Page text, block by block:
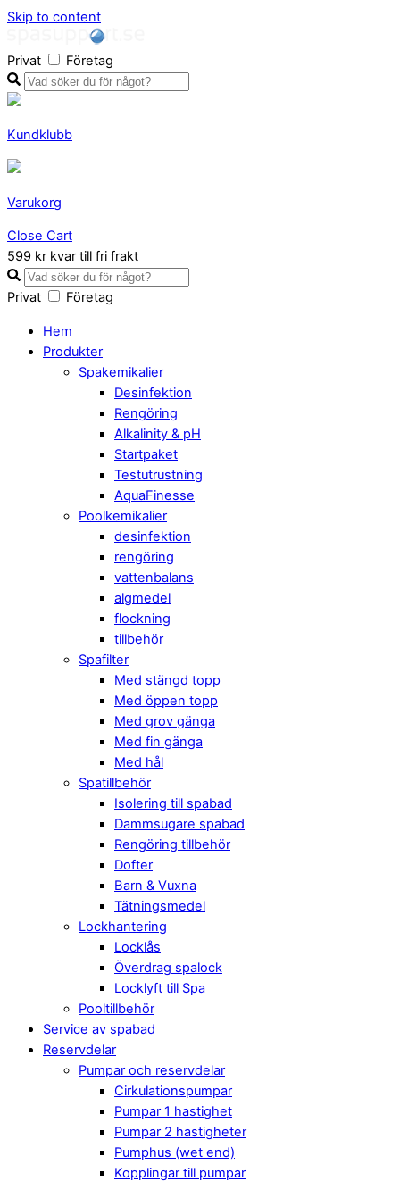
Skip to content
Privat Företag
Kundklubb
Varukorg
Close Cart
599 kr kvar till fri frakt
Privat Företag
Hem
Produkter
Spakemikalier
Desinfektion
Rengöring
Alkalinity & pH
Startpaket
Testutrustning
AquaFinesse
Poolkemikalier
desinfektion
rengöring
vattenbalans
algmedel
flockning
tillbehör
Spafilter
Med stängd topp
Med öppen topp
Med grov gänga
Med fin gänga
Med hål
Spatillbehör
Isolering till spabad
Dammsugare spabad
Rengöring tillbehör
Dofter
Barn & Vuxna
Tätningsmedel
Lockhantering
Locklås
Överdrag spalock
Locklyft till Spa
Pooltillbehör
Service av spabad
Reservdelar
Pumpar och reservdelar
Cirkulationspumpar
Pumpar 1 hastighet
Pumpar 2 hastigheter
Pumphus (wet end)
Kopplingar till pumpar